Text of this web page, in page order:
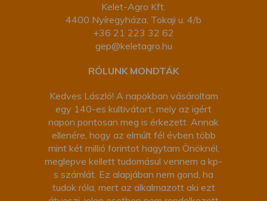
Kelet-Agro Kft.
4400 Nyíregyháza, Tokaji u. 4/b
+36 21 223 32 62
gep@keletagro.hu
RÓLUNK MONDTÁK
Kedves László! A napokban vásároltam
egy 140-es kultivátort, mely az igért
napon pontosan meg is érkezett. Annak
ellenére, hogy az elmúlt fél évben több
mint két millió forintot hagytam Önöknél,
meglepve kellett tudomásul vennem a kp-
s számlát. Ez alapjában nem gond, ha
tudok róla, mert az alkalmazott aki ezt